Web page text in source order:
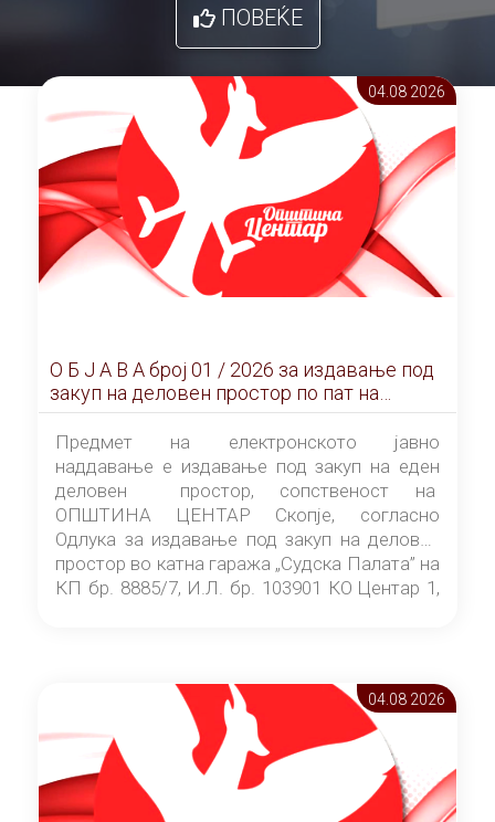
ПОВЕЌЕ
04.08 2026
О Б Ј А В А брoj 01 / 2026 за издавање под
закуп на деловен простор по пат на
ЕЛЕКТРОНСКО ЈАВНО НАДДАВАЊЕ
Предмет на електронското јавно
наддавање е издавање под закуп на еден
деловен простор, сопственост на
ОПШТИНА ЦЕНТАР Скопје, согласно
Одлука за издавање под закуп на деловен
простор во катна гаража „Судска Палата” на
КП бр. 8885/7, И.Л. бр. 103901 КО Центар 1,
Скопје” број 9/2026), за времетраење од 3
(три) години од денот на потпишувањето на
Договорот за закуп со најповолниот
понудувач.
04.08 2026